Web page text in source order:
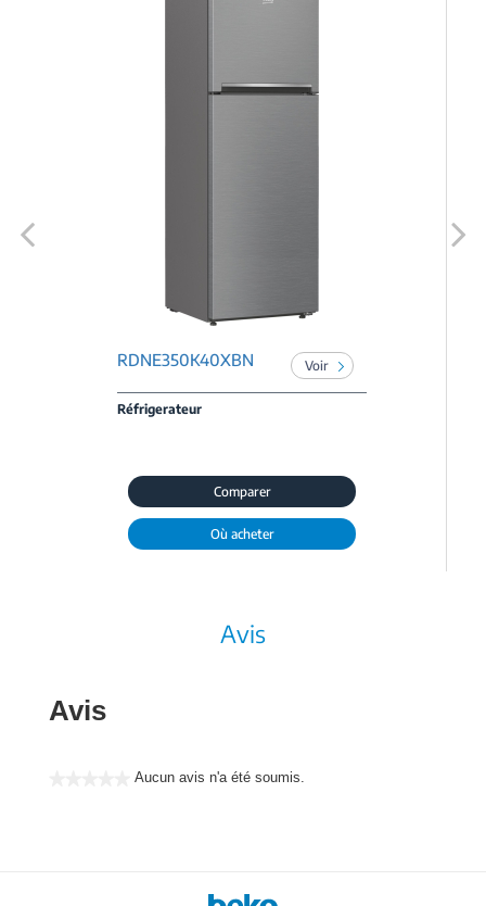
RDNE350K40XBN Voir
Réfrigerateur
Comparer
Où acheter
Avis
Avis
Aucun avis n'a été soumis.